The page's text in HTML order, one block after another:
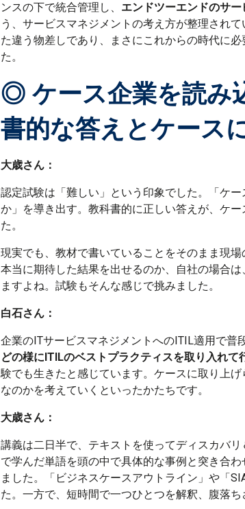
ンスの下で統合管理し、 エンドツーエンドのサ
う、サービスマネジメントの考え方が整理され
た違う物差しであり、まさにこれからの時代に
た。
◎ ケース企業を読み
書的な答えとケース
大歳さん：
認定試験は「難しい」という印象でした。「ケ
か」を導き出す。教科書的に正しい答えが、ケ
た。
現実でも、教材で書いていることをそのまま現
本当に期待した結果を出せるのか、自社の場合
ますよね。試験もそんな感じで挑みました。
白石さん：
企業のITサービスマネジメントへのITIL適用で普
どの様にITILのベストプラクティスを取り入れて
験でも生きたと感じています。ケースに取り上
なのかを考えていくといったかたちです。
大歳さん：
講義は二日半で、テキストを使ってディスカバ
で学んだ単語を頭の中で具体的な事例と突き合
ました。「ビジネスケースアウトライン」や「
た。一方で、短時間で一つひとつを解釈、腹落ち